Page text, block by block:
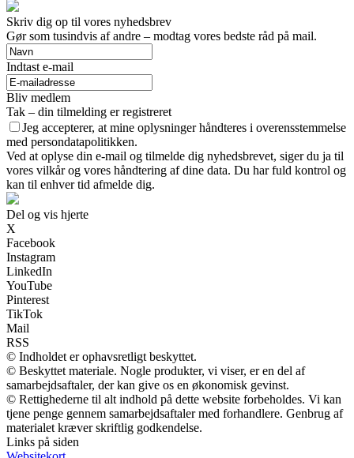
Skriv dig op til vores nyhedsbrev
Gør som tusindvis af andre – modtag vores bedste råd på mail.
Indtast e-mail
Bliv medlem
Tak – din tilmelding er registreret
Jeg accepterer, at mine oplysninger håndteres i overensstemmelse
med persondatapolitikken.
Ved at oplyse din e-mail og tilmelde dig nyhedsbrevet, siger du ja til
vores vilkår og vores håndtering af dine data. Du har fuld kontrol og
kan til enhver tid afmelde dig.
Del og vis hjerte
X
Facebook
Instagram
LinkedIn
YouTube
Pinterest
TikTok
Mail
RSS
© Indholdet er ophavsretligt beskyttet.
© Beskyttet materiale. Nogle produkter, vi viser, er en del af
samarbejdsaftaler, der kan give os en økonomisk gevinst.
© Rettighederne til alt indhold på dette website forbeholdes. Vi kan
tjene penge gennem samarbejdsaftaler med forhandlere. Genbrug af
materialet kræver skriftlig godkendelse.
Links på siden